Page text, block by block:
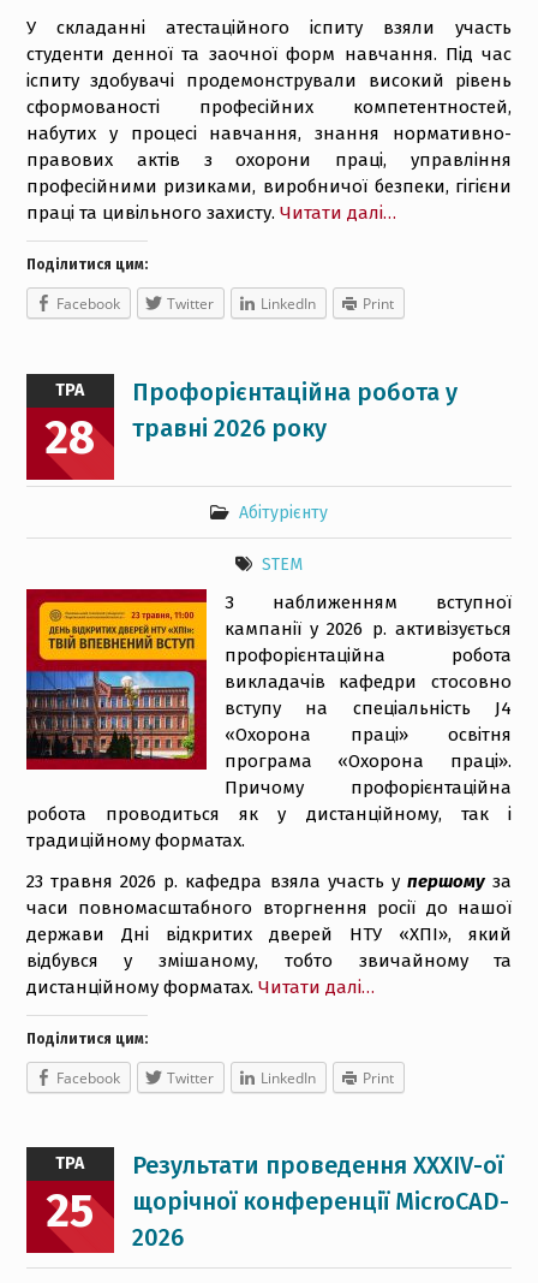
У складанні атестаційного іспиту взяли участь
студенти денної та заочної форм навчання. Під час
іспиту здобувачі продемонстрували високий рівень
сформованості професійних компетентностей,
набутих у процесі навчання, знання нормативно-
правових актів з охорони праці, управління
професійними ризиками, виробничої безпеки, гігієни
праці та цивільного захисту. Читати далі…
Поділитися цим:
Facebook Twitter LinkedIn Print
ТРА
28
Профорієнтаційна робота у
травні 2026 року
Абітурієнту
STEM
З наближенням вступної
кампанії у 2026 р. активізується
профорієнтаційна робота
викладачів кафедри стосовно
вступу на спеціальність J4
«Охорона праці» освітня
програма «Охорона праці».
Причому профорієнтаційна
робота проводиться як у дистанційному, так і
традиційному форматах.
23 травня 2026 р. кафедра взяла участь упершому за
часи повномасштабного вторгнення росії до нашої
держави Дні відкритих дверей НТУ «ХПІ», який
відбувся у змішаному, тобто звичайному та
дистанційному форматах. Читати далі…
Поділитися цим:
Facebook Twitter LinkedIn Print
ТРА
25
Результати проведення XXXIV-ої
щорічної конференції MicroCAD-
2026